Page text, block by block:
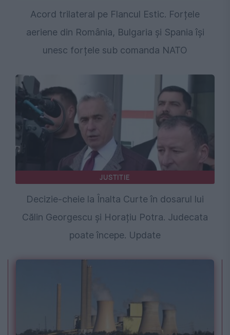
Acord trilateral pe Flancul Estic. Forțele
aeriene din România, Bulgaria și Spania își
unesc forțele sub comanda NATO
JUSTITIE
Decizie-cheie la Înalta Curte în dosarul lui
Călin Georgescu și Horațiu Potra. Judecata
poate începe. Update